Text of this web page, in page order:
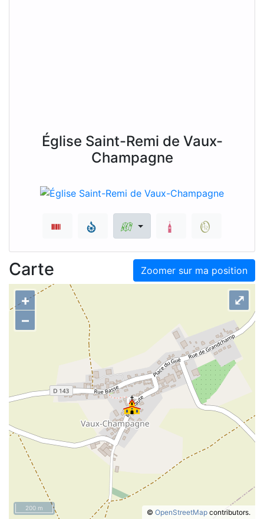
Église Saint-Remi de Vaux-
Champagne
Zoomer sur ma position
Carte
+
–
© OpenStreetMap contributors.
⤢
200 m